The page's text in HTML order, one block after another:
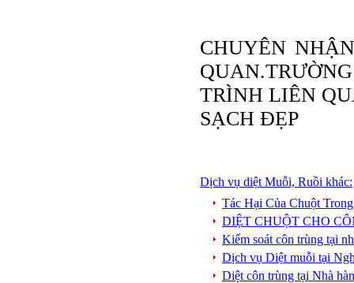
CHUYÊN
TRÌNH LIÊN
SẠCH ĐẸP
Dịch vụ diệt Muỗi, Ruồi khác:
Tác Hại Của Chuột
DIỆT CHUỘT CHO
Kiểm soát côn trùng tại
Dịch vụ Diệt muỗi tại
Diệt côn trùng tại Nhà